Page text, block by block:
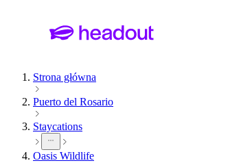
Strona główna
Puerto del Rosario
Staycations
Oasis Wildlife